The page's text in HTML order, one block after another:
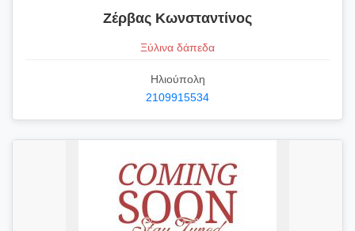
Ζέρβας Κωνσταντίνος
Ξύλινα δάπεδα
Ηλιούπολη
2109915534